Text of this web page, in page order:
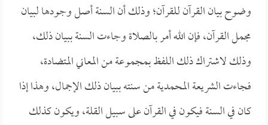
وضوح بيان القرآن للقرآن؛ وذلك أن السنة أصل وجودها لبيان
مجمل القرآن، فإن الله أمر بالصلاة وجاءت السنة ببيان ذلك،
وذلك لاشتراك ذلك اللفظ بمجموعة من المعاني المتضادة،
فجاءت الشريعة المحمدية من سنته ببيان ذلك الإجمال، وهذا إذا
كان في السنة فيكون في القرآن على سبيل القلة، ويكون كذلك